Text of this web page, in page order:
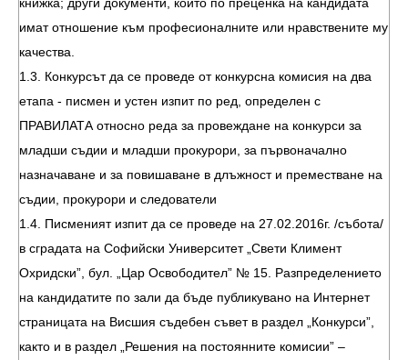
имат отношение към професионалните или нравствените му
качества.
1.3. Конкурсът да се проведе от конкурсна комисия на два
етапа - писмен и устен изпит по ред, определен с
ПРАВИЛАТА относно реда за провеждане на конкурси за
младши съдии и младши прокурори, за първоначално
назначаване и за повишаване в длъжност и преместване на
съдии, прокурори и следователи
1.4. Писменият изпит да се проведе на 27.02.2016г. /събота/
в сградата на Софийски Университет „Свети Климент
Охридски”, бул. „Цар Освободител” № 15. Разпределението
на кандидатите по зали да бъде публикувано на Интернет
страницата на Висшия съдебен съвет в раздел „Конкурси”,
както и в раздел „Решения на постоянните комисии” –